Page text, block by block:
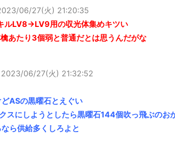
06/27(火) 21:20:35
ルLV8→LV9用の収光体集めキツい
あたり3個弱と普通だとは思うんだがな
2023/06/27(火) 21:32:52
ASの黒曜石とえぐい
スにしようとしたら黒曜石144個吹っ飛ぶのお
ら供給多くしろよと